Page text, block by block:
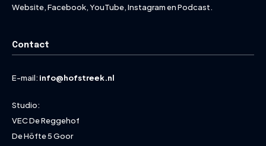
Website, Facebook, YouTube, Instagram en Podcast.
Contact
E-mail: info@hofstreek.nl
Studio:
VEC De Reggehof
De Höfte 5 Goor